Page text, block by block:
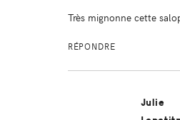
Très mignonne cette
RÉPONDRE
Julie